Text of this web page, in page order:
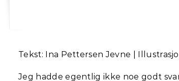
Tekst: Ina Pettersen Jevne |
Jeg hadde egentlig ikke noe godt